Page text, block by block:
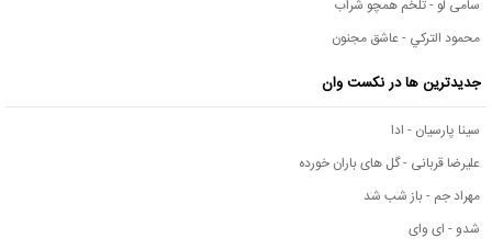
سامی لو - تلخم همچو شراب
محمود التركي - عاشق مجنون
جدیدترین ها در نکست وان
سینا پارسیان - ادا
علیرضا قربانی - گل های باران خورده
مهراد جم - باز شب شد
شدو - ای وای